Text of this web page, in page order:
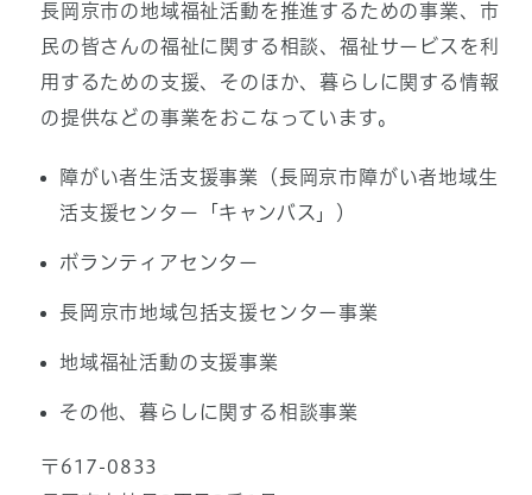
長岡京市の地域福祉活動を推進するための事業、市
民の皆さんの福祉に関する相談、福祉サービスを利
用するための支援、そのほか、暮らしに関する情報
の提供などの事業をおこなっています。
障がい者生活支援事業（長岡京市障がい者地域生
活支援センター「キャンバス」）
ボランティアセンター
長岡京市地域包括支援センター事業
地域福祉活動の支援事業
その他、暮らしに関する相談事業
〒617-0833